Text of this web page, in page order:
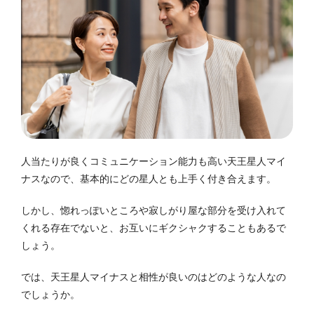
人当たりが良くコミュニケーション能力も高い天王星人マイ
ナスなので、基本的にどの星人とも上手く付き合えます。
しかし、惚れっぽいところや寂しがり屋な部分を受け入れて
くれる存在でないと、お互いにギクシャクすることもあるで
しょう。
では、天王星人マイナスと相性が良いのはどのような人なの
でしょうか。